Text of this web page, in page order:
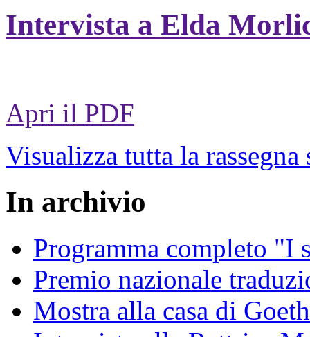
Intervista a Elda
Apri il PDF
Visualizza tutta la rassegna
In archivio
Programma completo "I
Premio nazionale
Mostra alla casa di